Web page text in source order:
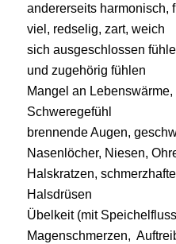
andererseits harmonisch,
viel, redselig, zart, weich
sich ausgeschlossen
und zugehörig fühlen
Mangel an
Schweregefühl
brennende Augen,
Nasenlöcher, Niesen,
Halskratzen,
Halsdrüsen
Übelkeit (mit
Magenschmerzen,